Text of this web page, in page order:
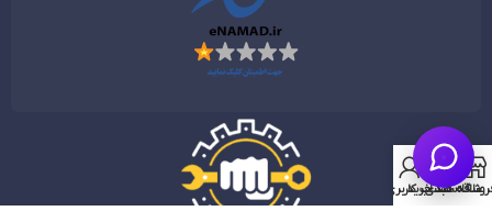
علاقه مندی
0
سبد خرید
حساب کاربری من